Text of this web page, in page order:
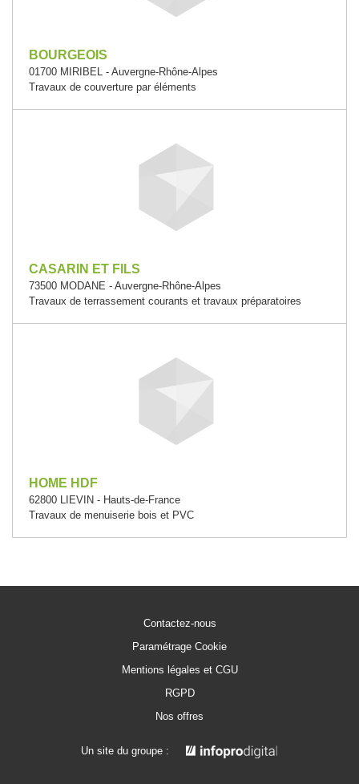
BOURGEOIS
01700 MIRIBEL - Auvergne-Rhône-Alpes
Travaux de couverture par éléments
CASARIN ET FILS
73500 MODANE - Auvergne-Rhône-Alpes
Travaux de terrassement courants et travaux préparatoires
HOME HDF
62800 LIEVIN - Hauts-de-France
Travaux de menuiserie bois et PVC
Contactez-nous
Paramétrage Cookie
Mentions légales et CGU
RGPD
Nos offres
Un site du groupe :